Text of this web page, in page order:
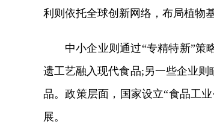
利则依托全球创新网络，布局植物
中小企业则通过“专精特新”策
遗工艺融入现代食品;另一些企业
品。政策层面，国家设立“食品工
展。